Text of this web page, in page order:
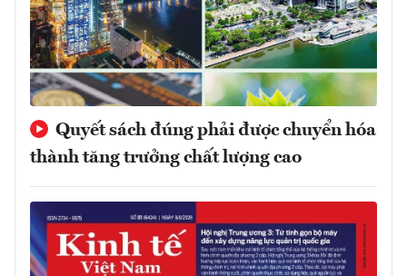
Quyết sách đúng phải được chuyển hóa
thành tăng trưởng chất lượng cao